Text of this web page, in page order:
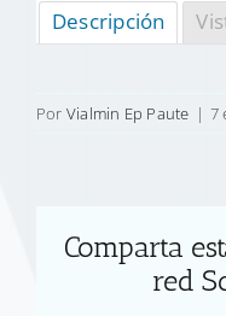
Descripción
Por Vialmin Ep Paute | 7
Comparta
red